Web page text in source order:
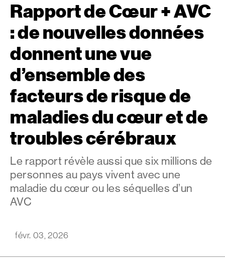
Rapport de Cœur + AVC
: de nouvelles données
donnent une vue
d’ensemble des
facteurs de risque de
maladies du cœur et de
troubles cérébraux
Le rapport révèle aussi que six millions de
personnes au pays vivent avec une
maladie du cœur ou les séquelles d’un
AVC
févr. 03, 2026